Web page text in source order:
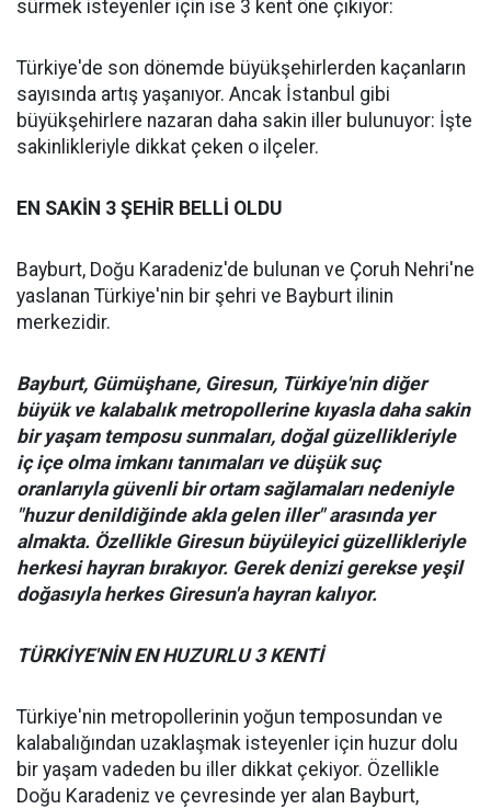
sürmek isteyenler için ise 3 kent öne çıkıyor:
Türkiye'de son dönemde büyükşehirlerden kaçanların
sayısında artış yaşanıyor. Ancak İstanbul gibi
büyükşehirlere nazaran daha sakin iller bulunuyor: İşte
sakinlikleriyle dikkat çeken o ilçeler.
EN SAKİN 3 ŞEHİR BELLİ OLDU
Bayburt, Doğu Karadeniz'de bulunan ve Çoruh Nehri'ne
yaslanan Türkiye'nin bir şehri ve Bayburt ilinin
merkezidir.
Bayburt, Gümüşhane, Giresun, Türkiye'nin diğer
büyük ve kalabalık metropollerine kıyasla daha sakin
bir yaşam temposu sunmaları, doğal güzellikleriyle
iç içe olma imkanı tanımaları ve düşük suç
oranlarıyla güvenli bir ortam sağlamaları nedeniyle
"huzur denildiğinde akla gelen iller" arasında yer
almakta. Özellikle Giresun büyüleyici güzellikleriyle
herkesi hayran bırakıyor. Gerek denizi gerekse yeşil
doğasıyla herkes Giresun'a hayran kalıyor.
TÜRKİYE'NİN EN HUZURLU 3 KENTİ
Türkiye'nin metropollerinin yoğun temposundan ve
kalabalığından uzaklaşmak isteyenler için huzur dolu
bir yaşam vadeden bu iller dikkat çekiyor. Özellikle
Doğu Karadeniz ve çevresinde yer alan Bayburt,